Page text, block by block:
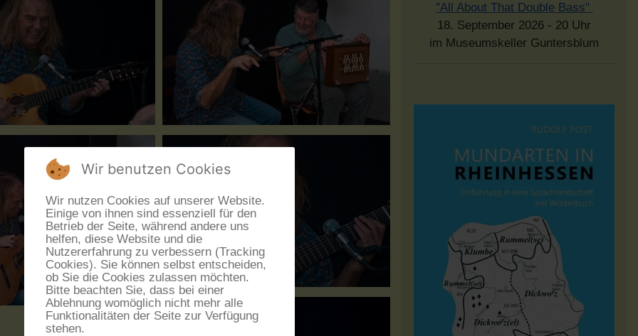
"All About That Double Bass"
18. September 2026 - 20 Uhr
im Museumskeller Guntersblum
Wir benutzen Cookies
Wir nutzen Cookies auf unserer Website.
Einige von ihnen sind essenziell für den
Betrieb der Seite, während andere uns
helfen, diese Website und die
Nutzererfahrung zu verbessern (Tracking
Cookies). Sie können selbst entscheiden,
ob Sie die Cookies zulassen möchten.
Bitte beachten Sie, dass bei einer
Ablehnung womöglich nicht mehr alle
Funktionalitäten der Seite zur Verfügung
stehen.